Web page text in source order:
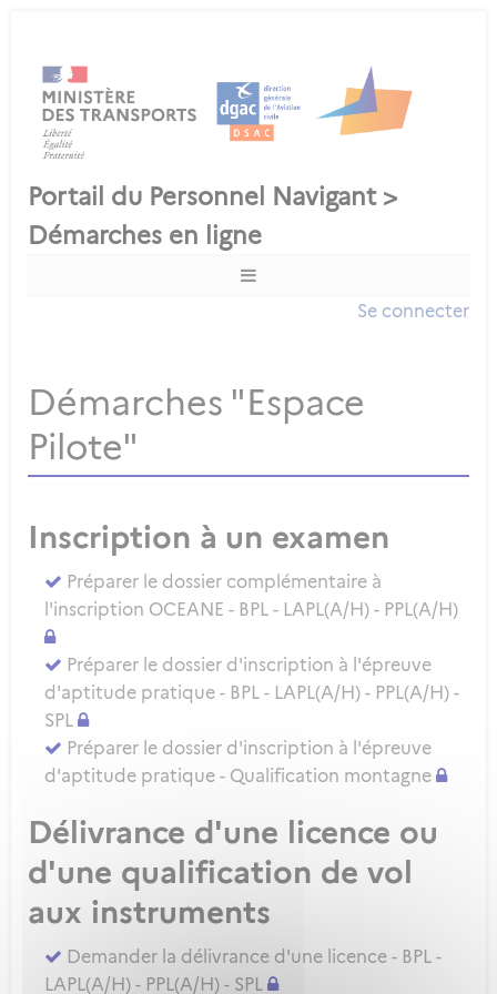
Se connecter
Démarches "Espace
Pilote"
Inscription à un examen
Préparer le dossier complémentaire à
l'inscription OCEANE - BPL - LAPL(A/H) - PPL(A/H)
Préparer le dossier d'inscription à l'épreuve
d'aptitude pratique - BPL - LAPL(A/H) - PPL(A/H) -
SPL
Préparer le dossier d'inscription à l'épreuve
d'aptitude pratique - Qualification montagne
Délivrance d'une licence ou
d'une qualification de vol
aux instruments
Demander la délivrance d'une licence - BPL -
LAPL(A/H) - PPL(A/H) - SPL